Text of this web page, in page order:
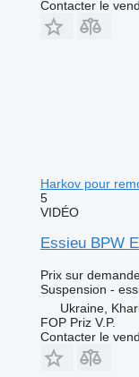
Contacter le
Harkov pour
5
VIDÉO
Essieu BPW
Prix sur
Suspension -
Ukraine,
FOP Priz V.P.
Contacter le